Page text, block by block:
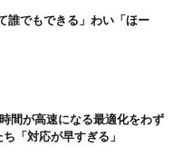
誰でもできる」わい「ほー
間が高速になる最適化をわず
「対応が早すぎる」